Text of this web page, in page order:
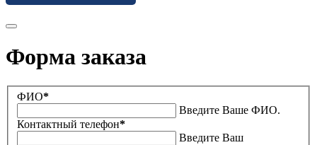
Форма заказа
ФИО*
Введите Ваше ФИО.
Контактный телефон*
Введите Ваш